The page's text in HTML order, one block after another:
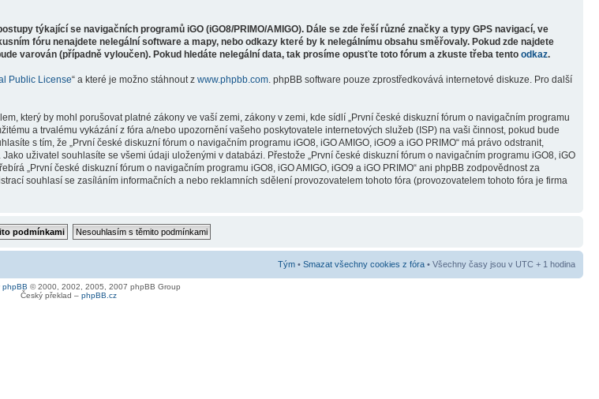
týkající se navigačních programů iGO (iGO8/PRIMO/AMIGO). Dále se zde řeší různé značky a typy GPS navigací, ve
fóru nenajdete nelegální software a mapy, nebo odkazy které by k nelegálnímu obsahu směřovaly. Pokud zde najdete
varován (případně vyloučen). Pokud hledáte nelegální data, tak prosíme opusťte toto fórum a zkuste třeba tento odkaz.
Public License“ a které je možno stáhnout z www.phpbb.com. phpBB software pouze zprostředkovává internetové diskuze. Pro další
který by mohl porušovat platné zákony ve vaší zemi, zákony v zemi, kde sídlí „První české diskuzní fórum o navigačním programu
a trvalému vykázání z fóra a/nebo upozornění vašeho poskytovatele internetových služeb (ISP) na vaši činnost, pokud bude
s tím, že „První české diskuzní fórum o navigačním programu iGO8, iGO AMIGO, iGO9 a iGO PRIMO“ má právo odstranit,
uživatel souhlasíte se všemi údaji uloženými v databázi. Přestože „První české diskuzní fórum o navigačním programu iGO8, iGO
„První české diskuzní fórum o navigačním programu iGO8, iGO AMIGO, iGO9 a iGO PRIMO“ ani phpBB zodpovědnost za
souhlasí se zasíláním informačních a nebo reklamních sdělení provozovatelem tohoto fóra (provozovatelem tohoto fóra je firma
Tým • Smazat všechny cookies z fóra • Všechny časy jsou v UTC + 1 hodina
phpBB © 2000, 2002, 2005, 2007 phpBB Group
Český překlad – phpBB.cz